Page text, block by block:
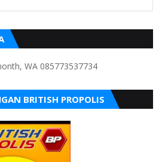
WA 085773537734
BRITISH PROPOLIS